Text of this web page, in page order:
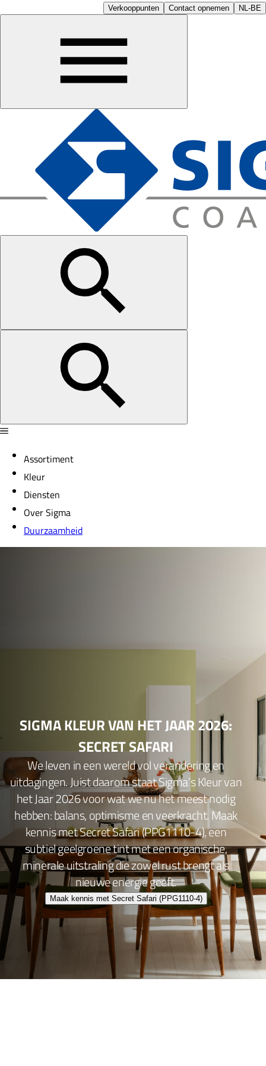
Verkooppunten Contact opnemen NL-BE
Assortiment
Kleur
Diensten
Over Sigma
Duurzaamheid
SIGMA KLEUR VAN HET JAAR 2026:
SECRET SAFARI
We leven in een wereld vol verandering en
uitdagingen. Juist daarom staat Sigma’s Kleur van
het Jaar 2026 voor wat we nu het meest nodig
hebben: balans, optimisme en veerkracht. Maak
kennis met Secret Safari (PPG1110-4), een
subtiel geelgroene tint met een organische,
minerale uitstraling die zowel rust brengt als
nieuwe energie geeft.
Maak kennis met Secret Safari (PPG1110-4)